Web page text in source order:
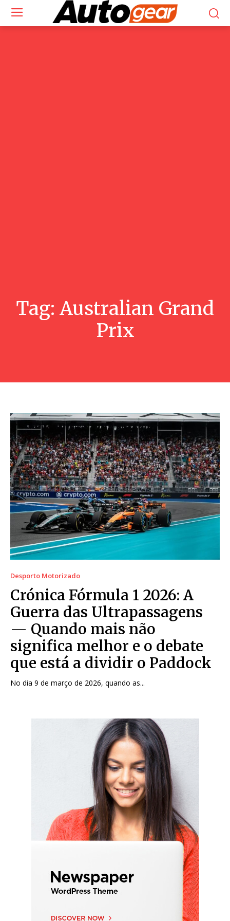
Tag: Australian Grand
Prix
Desporto Motorizado
Crónica Fórmula 1 2026: A
Guerra das Ultrapassagens
— Quando mais não
significa melhor e o debate
que está a dividir o Paddock
No dia 9 de março de 2026, quando as...